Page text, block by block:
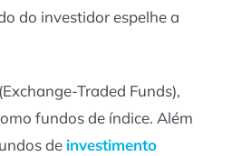
do investidor espelhe a
Traded Funds),
fundos de índice. Além
de investimento